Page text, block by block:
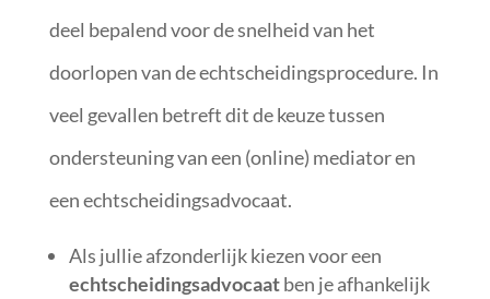
deel bepalend voor de snelheid van het
doorlopen van de echtscheidingsprocedure. In
veel gevallen betreft dit de keuze tussen
ondersteuning van een (online) mediator en
een echtscheidingsadvocaat.
Als jullie afzonderlijk kiezen voor een
echtscheidingsadvocaatben je afhankelijk